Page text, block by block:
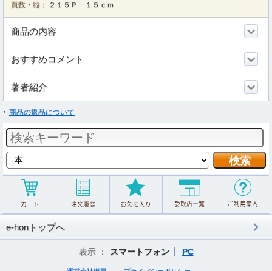
頁数・縦：
２１５Ｐ １５ｃｍ
商品の内容
おすすめコメント
著者紹介
商品の返品について
e-honトップへ
表示 ： スマートフォン PC